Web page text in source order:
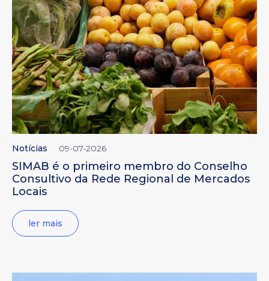
Notícias 09-07-2026
SIMAB é o primeiro membro do Conselho
Consultivo da Rede Regional de Mercados
Locais
ler mais